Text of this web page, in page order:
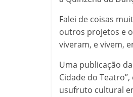
Falei de coisas
outros projetos e
viveram, e vivem,
Uma publicação
Cidade do
usufruto cultural